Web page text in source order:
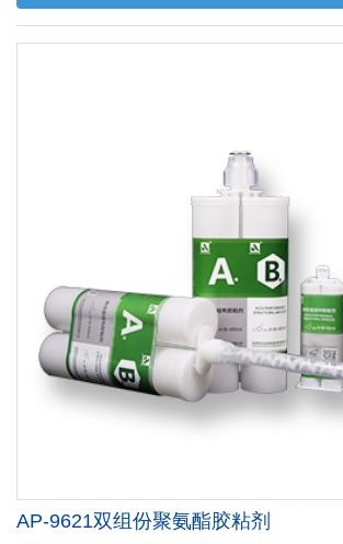
AP-9621双组份聚氨酯胶粘剂